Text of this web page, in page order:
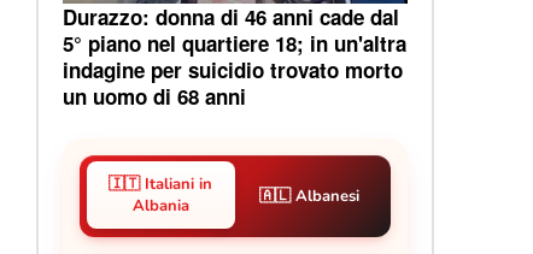
Durazzo: donna di 46 anni cade dal
5° piano nel quartiere 18; in un'altra
indagine per suicidio trovato morto
un uomo di 68 anni
🇮🇹 Italiani in
Albania
🇦🇱 Albanesi